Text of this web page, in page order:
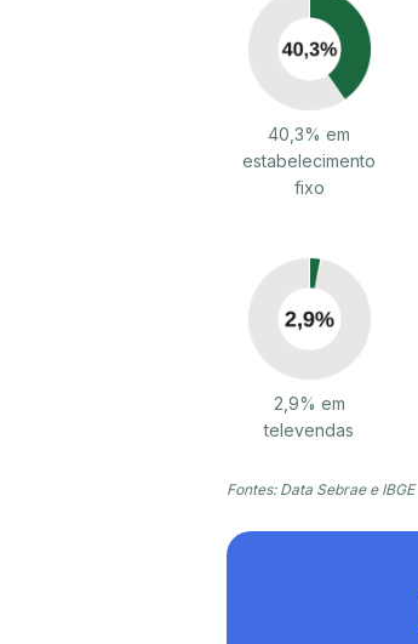
40,3% em
estabelecimento
fixo
2,9% em
televendas
Fontes: Data Sebrae e IBGE